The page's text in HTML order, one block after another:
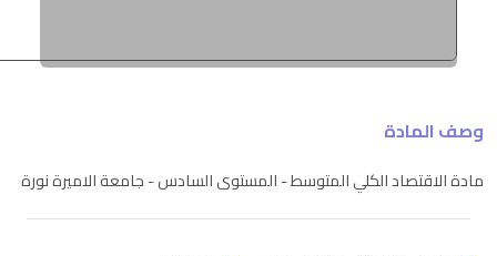
وصف المادة
مادة الاقتصاد الكلي المتوسط - المستوى السادس - جامعة الاميرة نورة